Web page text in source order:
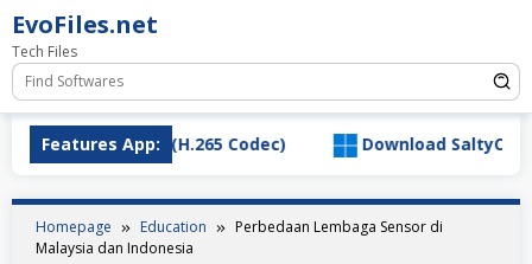
Skip
to
content
EvoFiles.net
Tech Files
Features App:
Extension (H.265 Codec) Download
Homepage Education
Perbedaan Lembaga Sensor di
Malaysia dan Indonesia